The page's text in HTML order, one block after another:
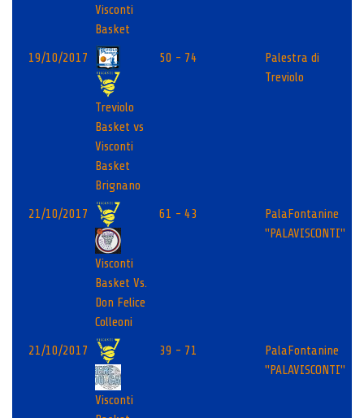
Visconti
Basket
19/10/2017
Treviolo
Basket vs
Visconti
Basket
Brignano
50 - 74
Palestra di
Treviolo
21/10/2017
Visconti
Basket Vs.
Don Felice
Colleoni
61 - 43
PalaFontanine
"PALAVISCONTI"
21/10/2017
Visconti
39 - 71
PalaFontanine
"PALAVISCONTI"